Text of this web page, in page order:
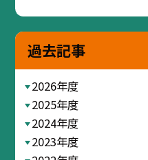
過去記事
2026年度
2025年度
2024年度
2023年度